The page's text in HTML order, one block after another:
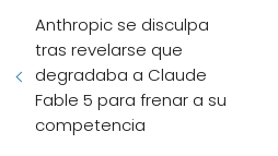
Anthropic se disculpa
tras revelarse que
degradaba a Claude
Fable 5 para frenar a su
competencia